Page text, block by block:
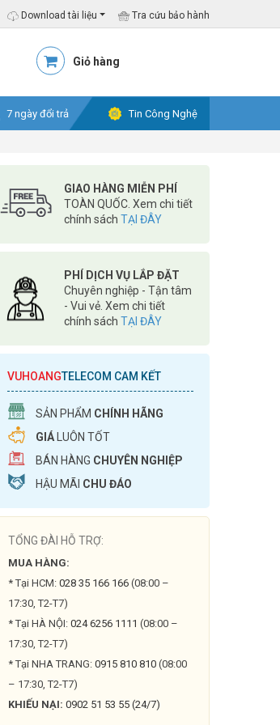
Download tài liệu Tra cứu bảo hành
Giỏ hàng
7 ngày đổi trả Tin Công Nghệ
GIAO HÀNG MIỄN PHÍ
TOÀN QUỐC. Xem chi tiết
chính sách TẠI ĐÂY
PHÍ DỊCH VỤ LẮP ĐẶT
Chuyên nghiệp - Tận tâm
- Vui vẻ. Xem chi tiết
chính sách TẠI ĐÂY
VUHOANGTELECOM CAM KẾT
SẢN PHẨM CHÍNH HÃNG
GIÁ LUÔN TỐT
BÁN HÀNG CHUYÊN NGHIỆP
HẬU MÃI CHU ĐÁO
TỔNG ĐÀI HỖ TRỢ:
MUA HÀNG:
* Tại HCM: 028 35 166 166 (08:00 –
17:30, T2-T7)
* Tại HÀ NỘI: 024 6256 1111 (08:00 –
17:30, T2-T7)
* Tại NHA TRANG: 0915 810 810 (08:00
– 17:30, T2-T7)
KHIẾU NẠI: 0902 51 53 55 (24/7)